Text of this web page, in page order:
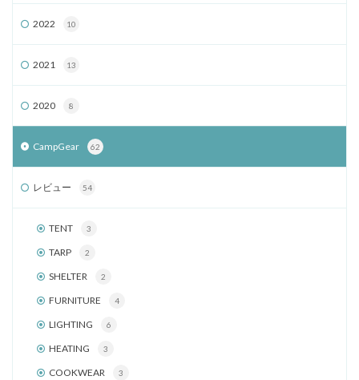
2022 10
2021 13
2020 8
CampGear 62
レビュー 54
TENT 3
TARP 2
SHELTER 2
FURNITURE 4
LIGHTING 6
HEATING 3
COOKWEAR 3